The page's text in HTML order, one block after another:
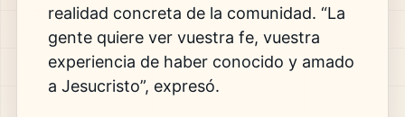
realidad concreta de la comunidad. “La
gente quiere ver vuestra fe, vuestra
experiencia de haber conocido y amado
a Jesucristo”, expresó.